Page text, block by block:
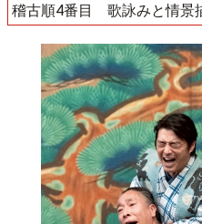
稽古順4番目 歌詠みと情景